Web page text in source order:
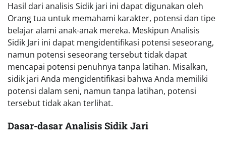
Hasil dari analisis Sidik jari ini dapat digunakan oleh
Orang tua untuk memahami karakter, potensi dan tipe
belajar alami anak-anak mereka. Meskipun Analisis
Sidik Jari ini dapat mengidentifikasi potensi seseorang,
namun potensi seseorang tersebut tidak dapat
mencapai potensi penuhnya tanpa latihan. Misalkan,
sidik jari Anda mengidentifikasi bahwa Anda memiliki
potensi dalam seni, namun tanpa latihan, potensi
tersebut tidak akan terlihat.
Dasar-dasar Analisis Sidik Jari